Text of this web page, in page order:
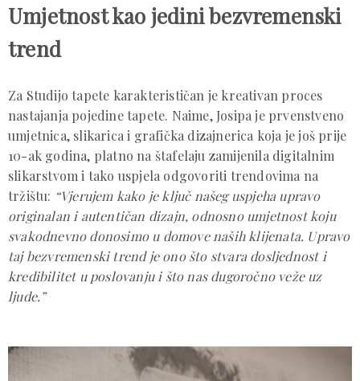
Umjetnost kao jedini bezvremenski
trend
Za Studijo tapete karakterističan je kreativan proces
nastajanja pojedine tapete. Naime, Josipa je prvenstveno
umjetnica, slikarica i grafička dizajnerica koja je još prije
10-ak godina, platno na štafelaju zamijenila digitalnim
slikarstvom i tako uspjela odgovoriti trendovima na
tržištu: “Vjerujem kako je ključ našeg uspjeha upravo
originalan i autentičan dizajn, odnosno umjetnost koju
svakodnevno donosimo u domove naših klijenata. Upravo
taj bezvremenski trend je ono što stvara dosljednost i
kredibilitet u poslovanju i što nas dugoročno veže uz
ljude.”